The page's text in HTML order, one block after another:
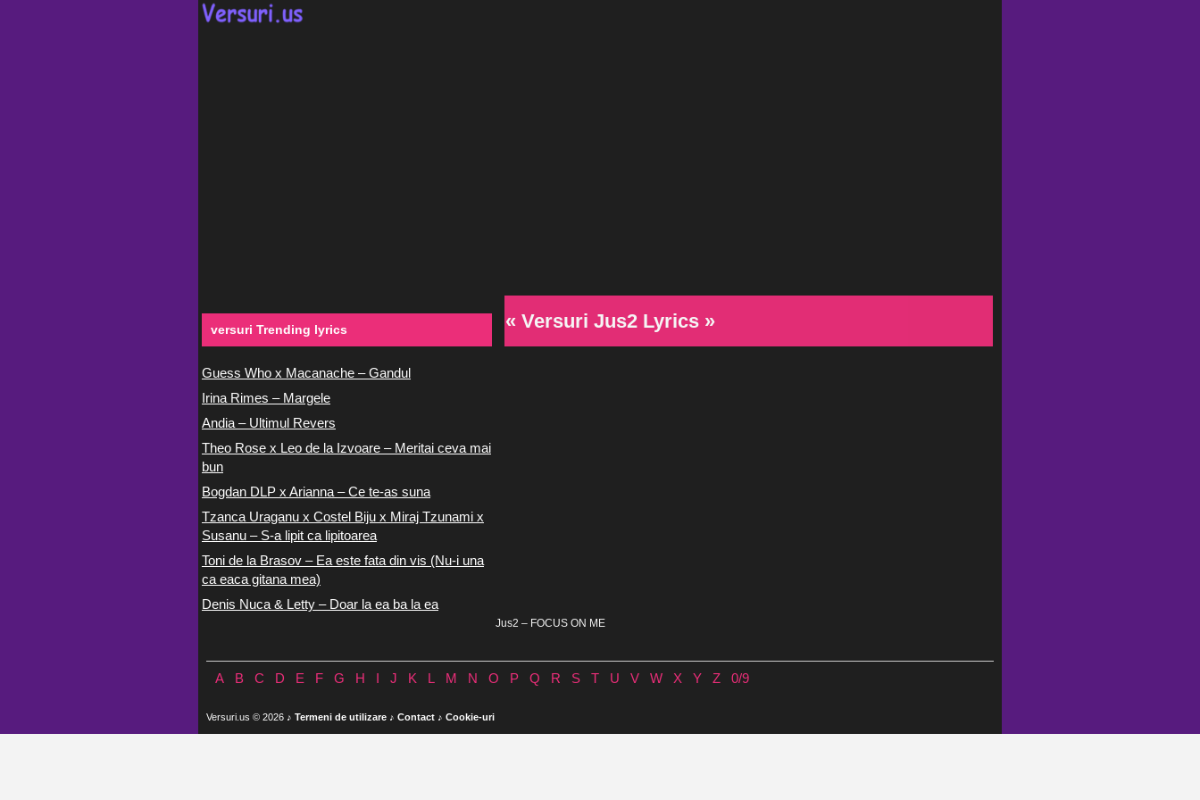
« Versuri Jus2 Lyrics »
Jus2 – FOCUS ON ME
versuri Trending lyrics
Guess Who x Macanache – Gandul
Irina Rimes – Margele
Andia – Ultimul Revers
Theo Rose x Leo de la Izvoare – Meritai ceva mai
bun
Bogdan DLP x Arianna – Ce te-as suna
Tzanca Uraganu x Costel Biju x Miraj Tzunami x
Susanu – S-a lipit ca lipitoarea
Toni de la Brasov – Ea este fata din vis (Nu-i una
ca eaca gitana mea)
Denis Nuca & Letty – Doar la ea ba la ea
A B C D E F G H J K L M N O P Q R S T U V W X Y Z 0/9
Versuri.us © 2026 ♪ Termeni de utilizare ♪ Contact ♪ Cookie-uri